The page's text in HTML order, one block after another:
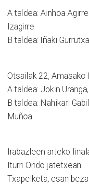
A taldea: Ainhoa
Izagirre.
B taldea: Iñaki
Otsailak 22, Amasako
A taldea: Jokin
B taldea: Nahikari
Muñoa.
Irabazleen arteko
Iturri Ondo jatetxean.
Txapelketa, esan